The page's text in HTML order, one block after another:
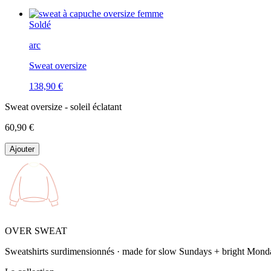
Soldé
arc
Sweat oversize
138,90 €
Sweat oversize - soleil éclatant
60,90 €
Ajouter
OVER SWEAT
Sweatshirts surdimensionnés · made for slow Sundays + bright